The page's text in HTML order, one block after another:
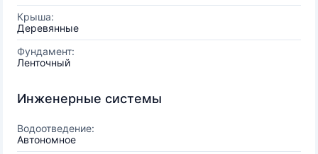
Крыша:
Деревянные
Фундамент:
Ленточный
Инженерные системы
Водоотведение:
Автономное